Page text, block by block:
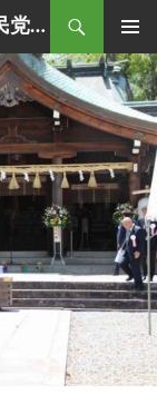
大野敬太郎オフィシャルサイト｜自民党香川３区衆議院議員
MENU